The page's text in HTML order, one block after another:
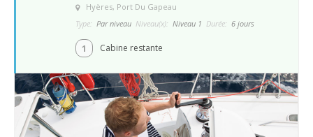
Hyères, Port Du Gapeau
Type: Par niveau Niveau(x): Niveau 1 Durée: 6 jours
1 Cabine restante